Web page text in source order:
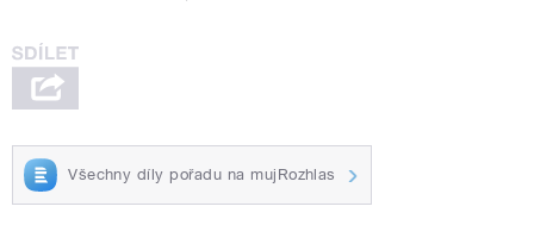
Všechny díly pořadu na mujRozhlas